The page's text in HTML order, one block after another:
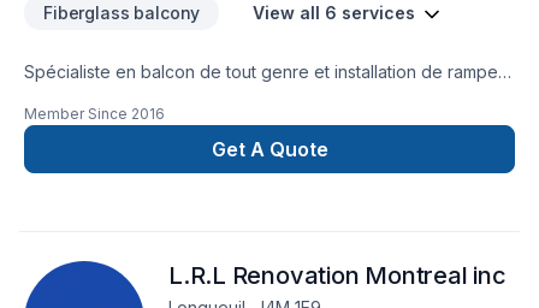
Fiberglass balcony View all 6 services
Spécialiste en balcon de tout genre et installation de rampe
Member Since 2016
Get A Quote
L.R.L Renovation Montreal inc